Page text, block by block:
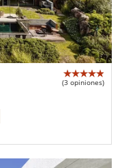
(3 opiniones)